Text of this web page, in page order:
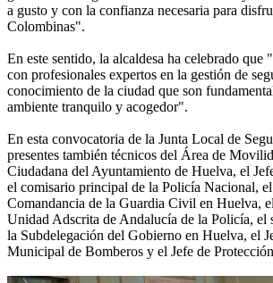
a gusto y con la confianza necesaria para
Colombinas".
En este sentido, la alcaldesa ha celebrado que
con profesionales expertos en la gestión de
conocimiento de la ciudad que son
ambiente tranquilo y acogedor".
En esta convocatoria de la Junta Local de
presentes también técnicos del Área de
Ciudadana del Ayuntamiento de Huelva, el
el comisario principal de la Policía Nacional,
Comandancia de la Guardia Civil en Huelva,
Unidad Adscrita de Andalucía de la Policía, el
la Subdelegación del Gobierno en Huelva, el
Municipal de Bomberos y el Jefe de